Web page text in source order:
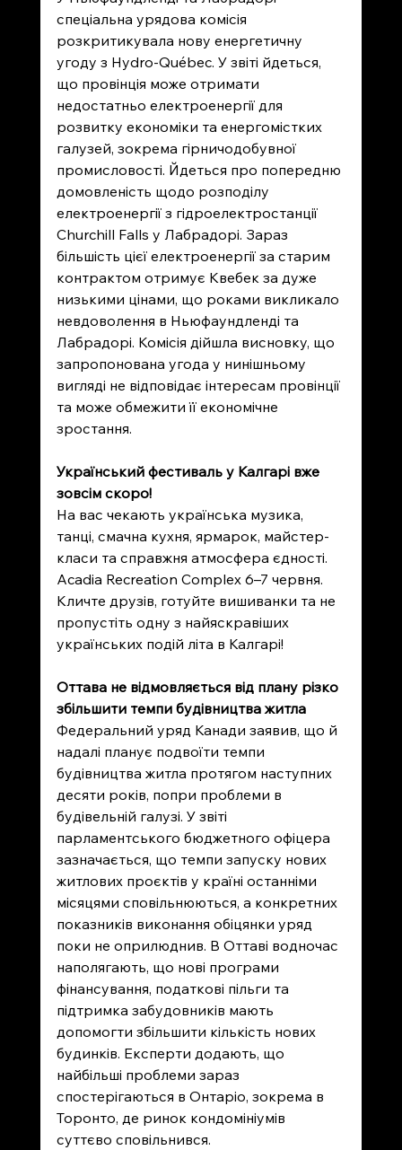
спеціальна урядова комісія
розкритикувала нову енергетичну
угоду з Hydro-Québec. У звіті йдеться,
що провінція може отримати
недостатньо електроенергії для
розвитку економіки та енергомістких
галузей, зокрема гірничодобувної
промисловості. Йдеться про попередню
домовленість щодо розподілу
електроенергії з гідроелектростанції
Churchill Falls у Лабрадорі. Зараз
більшість цієї електроенергії за старим
контрактом отримує Квебек за дуже
низькими цінами, що роками викликало
невдоволення в Ньюфаундленді та
Лабрадорі. Комісія дійшла висновку, що
запропонована угода у нинішньому
вигляді не відповідає інтересам провінції
та може обмежити її економічне
зростання.
Український фестиваль у Калгарі вже
зовсім скоро!
На вас чекають українська музика,
танці, смачна кухня, ярмарок, майстер-
класи та справжня атмосфера єдності.
Acadia Recreation Complex 6–7 червня.
Кличте друзів, готуйте вишиванки та не
пропустіть одну з найяскравіших
українських подій літа в Калгарі!
Оттава не відмовляється від плану різко
збільшити темпи будівництва житла
Федеральний уряд Канади заявив, що й
надалі планує подвоїти темпи
будівництва житла протягом наступних
десяти років, попри проблеми в
будівельній галузі. У звіті
парламентського бюджетного офіцера
зазначається, що темпи запуску нових
житлових проєктів у країні останніми
місяцями сповільнюються, а конкретних
показників виконання обіцянки уряд
поки не оприлюднив. В Оттаві водночас
наполягають, що нові програми
фінансування, податкові пільги та
підтримка забудовників мають
допомогти збільшити кількість нових
будинків. Експерти додають, що
найбільші проблеми зараз
спостерігаються в Онтаріо, зокрема в
Торонто, де ринок кондомініумів
суттєво сповільнився.